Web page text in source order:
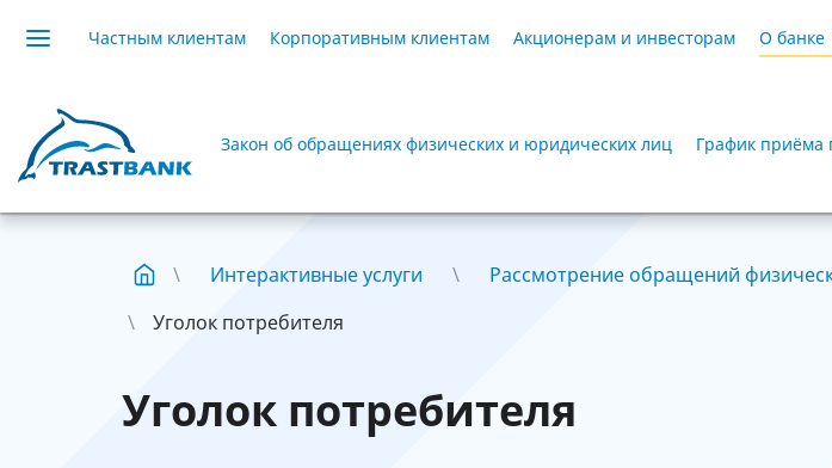
Частным клиентам Корпоративным клиентам Акционерам и инвесторам О банке
Закон об обращениях физических и юридических лиц График приёма
Интерактивные услуги
Рассмотрение обращений
Уголок потребителя
Уголок потребителя